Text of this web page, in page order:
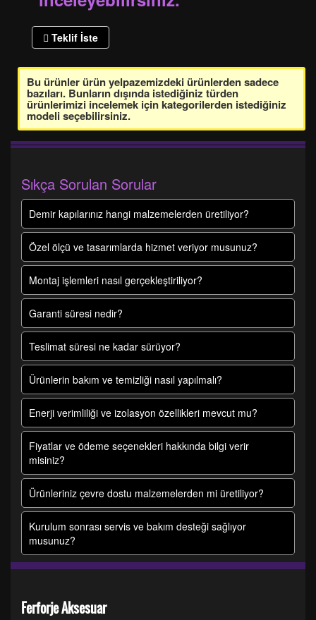
Teklif İste
Bu ürünler ürün yelpazemizdeki ürünlerden sadece
bazıları. Bunların dışında istediğiniz türden
ürünlerimizi incelemek için kategorilerden istediğiniz
modeli seçebilirsiniz.
Sıkça Sorulan Sorular
Demir kapılarınız hangi malzemelerden üretiliyor?
Özel ölçü ve tasarımlarda hizmet veriyor musunuz?
Montaj işlemleri nasıl gerçekleştiriliyor?
Garanti süresi nedir?
Teslimat süresi ne kadar sürüyor?
Ürünlerin bakım ve temizliği nasıl yapılmalı?
Enerji verimliliği ve izolasyon özellikleri mevcut mu?
Fiyatlar ve ödeme seçenekleri hakkında bilgi verir
misiniz?
Ürünleriniz çevre dostu malzemelerden mi üretiliyor?
Kurulum sonrası servis ve bakım desteği sağlıyor
musunuz?
Ferforje Aksesuar